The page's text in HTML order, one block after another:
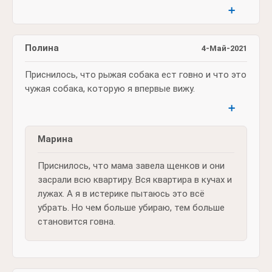
➕
4-Май-2021
Полина
Приснилось, что рыжая собака ест говно и что это
чужая собака, которую я впервые вижу.
➕
Марина
Приснилось, что мама завела щенков и они
засрали всю квартиру. Вся квартира в кучах и
лужах. А я в истерике пытаюсь это всё
убрать. Но чем больше убираю, тем больше
становится говна.